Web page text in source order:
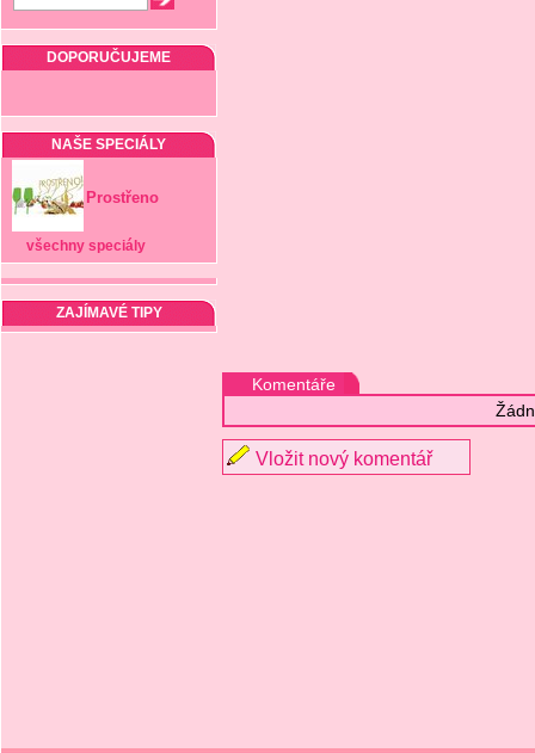
DOPORUČUJEME
NAŠE SPECIÁLY
Prostřeno
všechny speciály
ZAJÍMAVÉ TIPY
Komentáře
Vložit nový komentář